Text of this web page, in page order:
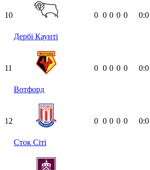
10
Дербі Каунті
0 0 0 0 0 0:0
11
Вотфорд
0 0 0 0 0 0:0
12
Сток Сіті
0 0 0 0 0 0:0